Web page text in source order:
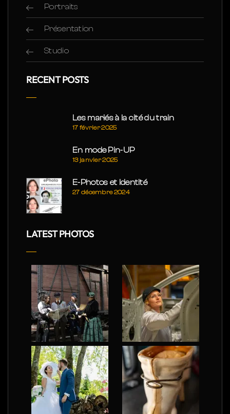
Portraits
Présentation
Studio
RECENT POSTS
Les mariés à la cité du train
17 février 2025
En mode Pin-UP
13 janvier 2025
E-Photos et Identité
27 décembre 2024
LATEST PHOTOS